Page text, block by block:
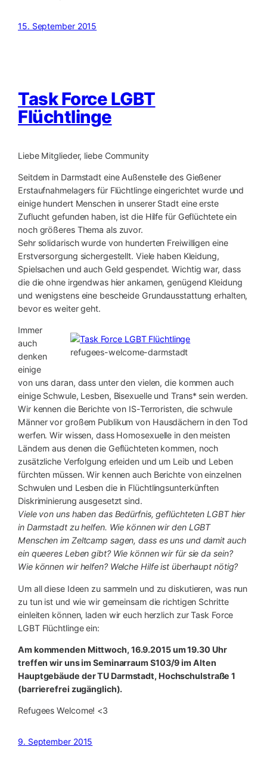
15. September 2015
Task Force LGBT
Flüchtlinge
Liebe Mitglieder, liebe Community
Seitdem in Darmstadt eine Außenstelle des Gießener
Erstaufnahmelagers für Flüchtlinge eingerichtet wurde und
einige hundert Menschen in unserer Stadt eine erste
Zuflucht gefunden haben, ist die Hilfe für Geflüchtete ein
noch größeres Thema als zuvor.
Sehr solidarisch wurde von hunderten Freiwilligen eine
Erstversorgung sichergestellt. Viele haben Kleidung,
Spielsachen und auch Geld gespendet. Wichtig war, dass
die die ohne irgendwas hier ankamen, genügend Kleidung
und wenigstens eine bescheide Grundausstattung erhalten,
bevor es weiter geht.
refugees-welcome-darmstadt
Immer
auch
denken
einige
von uns daran, dass unter den vielen, die kommen auch
einige Schwule, Lesben, Bisexuelle und Trans* sein werden.
Wir kennen die Berichte von IS-Terroristen, die schwule
Männer vor großem Publikum von Hausdächern in den Tod
werfen. Wir wissen, dass Homosexuelle in den meisten
Ländern aus denen die Geflüchteten kommen, noch
zusätzliche Verfolgung erleiden und um Leib und Leben
fürchten müssen. Wir kennen auch Berichte von einzelnen
Schwulen und Lesben die in Flüchtlingsunterkünften
Diskriminierung ausgesetzt sind.
Viele von uns haben das Bedürfnis, geflüchteten LGBT hier
in Darmstadt zu helfen. Wie können wir den LGBT
Menschen im Zeltcamp sagen, dass es uns und damit auch
ein queeres Leben gibt? Wie können wir für sie da sein?
Wie können wir helfen? Welche Hilfe ist überhaupt nötig?
Um all diese Ideen zu sammeln und zu diskutieren, was nun
zu tun ist und wie wir gemeinsam die richtigen Schritte
einleiten können, laden wir euch herzlich zur Task Force
LGBT Flüchtlinge ein:
Am kommenden Mittwoch, 16.9.2015 um 19.30 Uhr
treffen wir uns im SeminarraumS103/9im Alten
Hauptgebäude der TU Darmstadt, Hochschulstraße 1
(barrierefrei zugänglich).
Refugees Welcome! <3
9. September 2015